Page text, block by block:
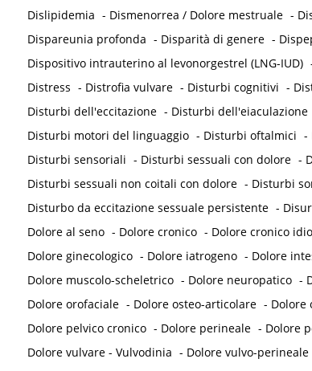
Dislipidemia - Dismenorrea / Dolore mestruale -
Dispareunia profonda - Disparità di genere -
Dispositivo intrauterino al levonorgestrel (LNG-IUD)
Distress - Distrofia vulvare - Disturbi cognitivi -
Disturbi dell'eccitazione - Disturbi dell'eiaculazione
Disturbi motori del linguaggio - Disturbi oftalmici -
Disturbi sensoriali - Disturbi sessuali con dolore -
Disturbi sessuali non coitali con dolore - Disturbi
Disturbo da eccitazione sessuale persistente -
Dolore al seno - Dolore cronico - Dolore cronico
Dolore ginecologico - Dolore iatrogeno - Dolore
Dolore muscolo-scheletrico - Dolore neuropatico -
Dolore orofaciale - Dolore osteo-articolare - Dolore
Dolore pelvico cronico - Dolore perineale - Dolore
Dolore vulvare - Vulvodinia - Dolore vulvo-perineale